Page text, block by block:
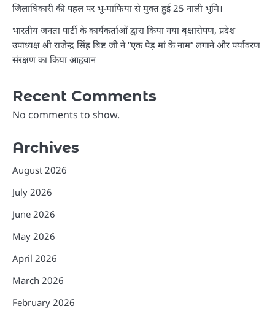
जिलाधिकारी की पहल पर भू-माफिया से मुक्त हुई 25 नाली भूमि।
भारतीय जनता पार्टी के कार्यकर्ताओं द्वारा किया गया बृक्षारोपण, प्रदेश
उपाध्यक्ष श्री राजेन्द्र सिंह बिष्ट जी ने “एक पेड़ मां के नाम” लगाने और पर्यावरण
संरक्षण का किया आहृवान
Recent Comments
No comments to show.
Archives
August 2026
July 2026
June 2026
May 2026
April 2026
March 2026
February 2026